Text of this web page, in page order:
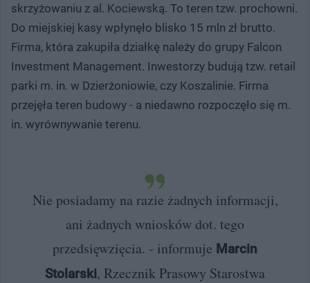
skrzyżowaniu z al. Kociewską. To teren tzw. prochowni.
Do miejskiej kasy wpłynęło blisko 15 mln zł brutto.
Firma, która zakupiła działkę należy do grupy Falcon
Investment Management. Inwestorzy budują tzw. retail
parki m. in. w Dzierżoniowie, czy Koszalinie. Firma
przejęła teren budowy - a niedawno rozpoczęło się m.
in. wyrównywanie terenu.
Nie posiadamy na razie żadnych informacji,
ani żadnych wniosków dot. tego
przedsięwzięcia. - informuje Marcin
Stolarski, Rzecznik Prasowy Starostwa